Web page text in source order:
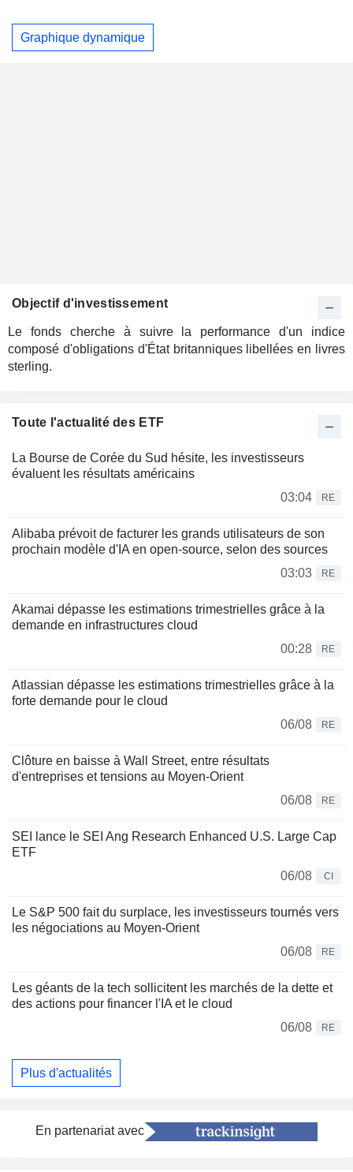
Graphique dynamique
Objectif d'investissement
Le fonds cherche à suivre la performance d'un indice
composé d'obligations d'État britanniques libellées en livres
sterling.
Toute l'actualité des ETF
La Bourse de Corée du Sud hésite, les investisseurs
évaluent les résultats américains
03:04
RE
Alibaba prévoit de facturer les grands utilisateurs de son
prochain modèle d'IA en open-source, selon des sources
03:03
RE
Akamai dépasse les estimations trimestrielles grâce à la
demande en infrastructures cloud
00:28
RE
Atlassian dépasse les estimations trimestrielles grâce à la
forte demande pour le cloud
06/08
RE
Clôture en baisse à Wall Street, entre résultats
d'entreprises et tensions au Moyen-Orient
06/08
RE
SEI lance le SEI Ang Research Enhanced U.S. Large Cap
ETF
06/08
CI
Le S&P 500 fait du surplace, les investisseurs tournés vers
les négociations au Moyen-Orient
06/08
RE
Les géants de la tech sollicitent les marchés de la dette et
des actions pour financer l'IA et le cloud
06/08
RE
Plus d'actualités
En partenariat avec